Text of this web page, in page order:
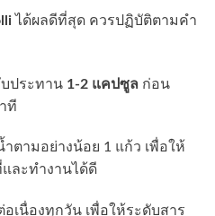
ได้ผลดีที่สุด ควรปฏิบัติตามคำ
บประทาน 1-2 แคปซูลก่อน
ที
ตามอย่างน้อย 1 แก้ว เพื่อให้
และทำงานได้ดี
อเนื่องทุกวัน เพื่อให้ระดับสาร